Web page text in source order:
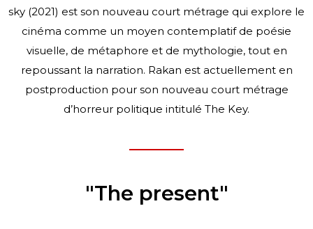
sky (2021) est son nouveau court métrage qui explore le
cinéma comme un moyen contemplatif de poésie
visuelle, de métaphore et de mythologie, tout en
repoussant la narration. Rakan est actuellement en
postproduction pour son nouveau court métrage
d’horreur politique intitulé The Key.
"The present"